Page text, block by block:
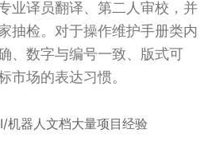
业译员翻译、第二人审校，并
抽检。对于操作维护手册类内
、数字与编号一致、版式可
市场的表达习惯。
机器人文档大量项目经验